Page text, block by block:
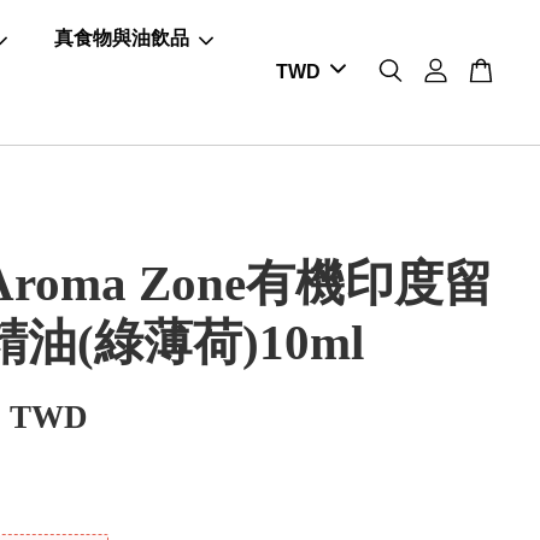
真食物與油飲品
Zone有機印度留
油(綠薄荷)10ml
TWD